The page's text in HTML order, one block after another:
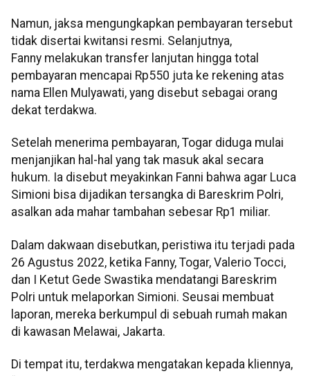
Namun, jaksa mengungkapkan pembayaran tersebut
tidak disertai kwitansi resmi. Selanjutnya,
Fanny melakukan transfer lanjutan hingga total
pembayaran mencapai Rp550 juta ke rekening atas
nama Ellen Mulyawati, yang disebut sebagai orang
dekat terdakwa.
Setelah menerima pembayaran, Togar diduga mulai
menjanjikan hal-hal yang tak masuk akal secara
hukum. Ia disebut meyakinkan Fanni bahwa agar Luca
Simioni bisa dijadikan tersangka di Bareskrim Polri,
asalkan ada mahar tambahan sebesar Rp1 miliar.
Dalam dakwaan disebutkan, peristiwa itu terjadi pada
26 Agustus 2022, ketika Fanny, Togar, Valerio Tocci,
dan I Ketut Gede Swastika mendatangi Bareskrim
Polri untuk melaporkan Simioni. Seusai membuat
laporan, mereka berkumpul di sebuah rumah makan
di kawasan Melawai, Jakarta.
Di tempat itu, terdakwa mengatakan kepada kliennya,